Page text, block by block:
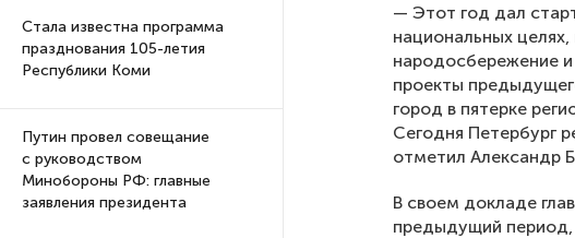
Стала известна программа
празднования 105-летия
Республики Коми
Путин провел совещание
с руководством
Минобороны РФ: главные
заявления президента
— Этот год дал
национальных
народосбережение
проекты
город в пятерке
Сегодня Петербург
отметил Александр
В своем докладе
предыдущий